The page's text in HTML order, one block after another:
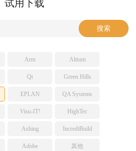
试用下载
Arm Altium
Qt Green Hills
EPLAN QA Systems
Visu-IT! HighTec
Ashing IncrediBuild
Adobe 其他